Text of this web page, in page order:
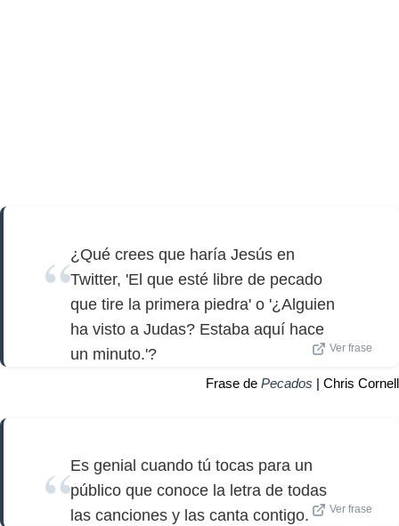
¿Qué crees que haría Jesús en
Twitter, 'El que esté libre de pecado
que tire la primera piedra' o '¿Alguien
ha visto a Judas? Estaba aquí hace
un minuto.'?
Ver frase
Frase de Pecados | Chris Cornell
Es genial cuando tú tocas para un
público que conoce la letra de todas
las canciones y las canta contigo.
Ver frase